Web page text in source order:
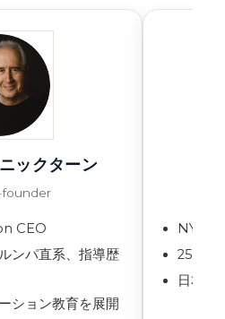
ックターン
founder
CEO
ンパ直系、指導歴
ション教育を展開
NY
25年以
日本語